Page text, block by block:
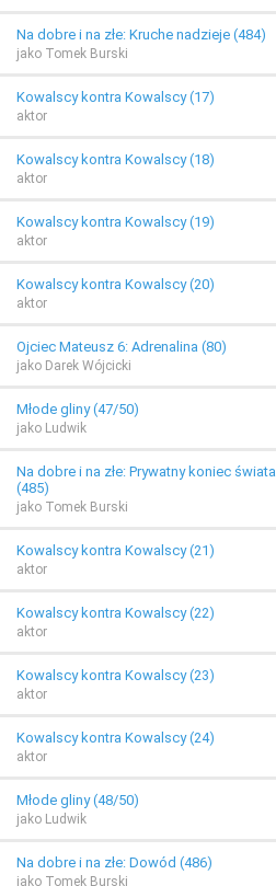
Na dobre i na złe: Kruche nadzieje (484)
jako Tomek Burski
Kowalscy kontra Kowalscy (17)
aktor
Kowalscy kontra Kowalscy (18)
aktor
Kowalscy kontra Kowalscy (19)
aktor
Kowalscy kontra Kowalscy (20)
aktor
Ojciec Mateusz 6: Adrenalina (80)
jako Darek Wójcicki
Młode gliny (47/50)
jako Ludwik
Na dobre i na złe: Prywatny koniec świata
(485)
jako Tomek Burski
Kowalscy kontra Kowalscy (21)
aktor
Kowalscy kontra Kowalscy (22)
aktor
Kowalscy kontra Kowalscy (23)
aktor
Kowalscy kontra Kowalscy (24)
aktor
Młode gliny (48/50)
jako Ludwik
Na dobre i na złe: Dowód (486)
jako Tomek Burski